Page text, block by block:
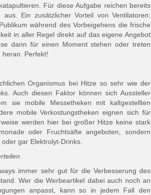
Für diese Aufgabe reichen bereits
aus. Ein zusätzlicher Vorteil von Ventilatoren:
während des Vorbeigehens die frische
in aller Regel direkt auf das eigene Angebot
dann für einen Moment stehen oder treten
Perfekt!
Organismus bei Hitze so sehr wie der
Auch diesen Faktor können sich Aussteller
sie mobile Messetheken mit kaltgestellten
mobile Verkostungstheken eignen sich für
werden hier bei großer Hitze keine stark
oder Fruchtsäfte angeboten, sondern
gar Elektrolyt-Drinks.
immer sehr gut für die Verbesserung des
Wer die Werbeartikel dabei auch noch an
anpasst, kann so in jedem Fall den